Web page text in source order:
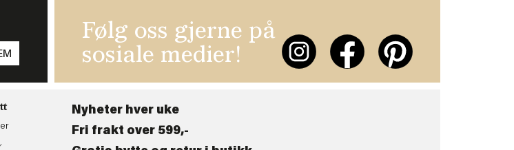
Følg oss gjerne på
sosiale medier!
Nyheter hver uke
Fri frakt over 599,-